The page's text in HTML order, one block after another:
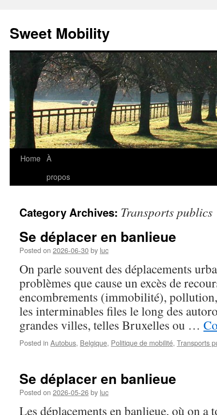
Sweet Mobility
Skip
Home À
propos
Category Archives: Transports publics
Se déplacer en banlieue
Posted on 2026-06-30by luc
On parle souvent des déplacements
problèmes que cause un excès de
encombrements (immobilité),
les interminables files le long des
grandes villes, telles Bruxelles ou …
Posted in Autobus, Belgique, Politique de mobilité, Transports
Se déplacer en banlieue
Posted on 2026-05-26by luc
Les déplacements en banlieue, où on a